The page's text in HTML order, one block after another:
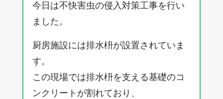
今日は不快害虫の侵入対策工事を行い
ました。
厨房施設には排水枡が設置されていま
す。
この現場では排水枡を支える基礎のコ
ンクリートが割れており、